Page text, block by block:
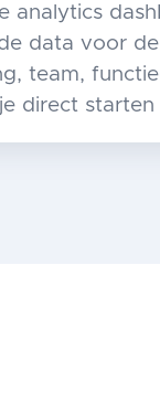
analytics
data voor
team,
direct